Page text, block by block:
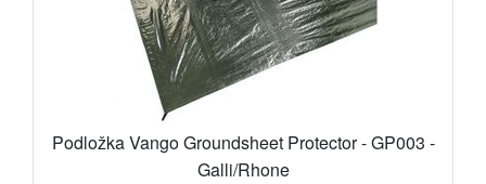
Podložka Vango Groundsheet Protector - GP003 -
Galli/Rhone